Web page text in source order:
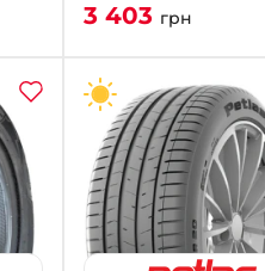
3 403 грн